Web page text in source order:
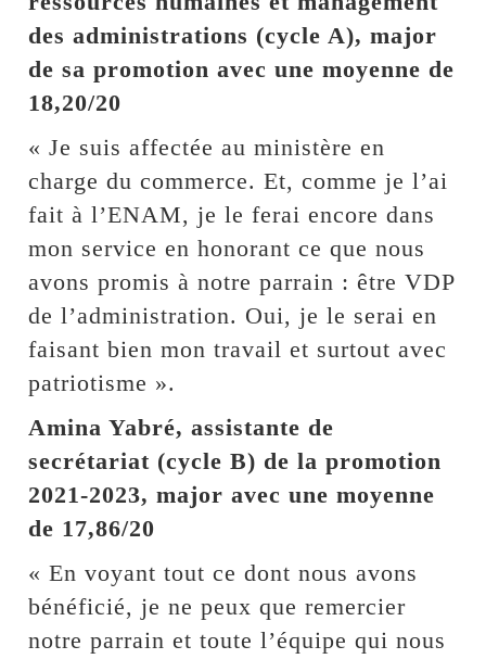
des administrations (cycle A), major
de sa promotion avec une moyenne de
18,20/20
« Je suis affectée au ministère en
charge du commerce. Et, comme je l’ai
fait à l’ENAM, je le ferai encore dans
mon service en honorant ce que nous
avons promis à notre parrain : être VDP
de l’administration. Oui, je le serai en
faisant bien mon travail et surtout avec
patriotisme ».
Amina Yabré, assistante de
secrétariat (cycle B) de la promotion
2021-2023, major avec une moyenne
de 17,86/20
« En voyant tout ce dont nous avons
bénéficié, je ne peux que remercier
notre parrain et toute l’équipe qui nous